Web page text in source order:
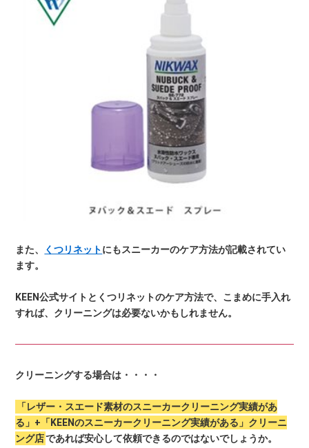
また、 くつリネットにもスニーカーのケア方法が記載されてい
ます。
KEEN公式サイトとくつリネットのケア方法で、こまめに手入れ
すれば、クリーニングは必要ないかもしれません。
クリーニングする場合は・・・・
「レザー・スエード素材のスニーカークリーニング実績があ
る」+「KEENのスニーカークリーニング実績がある」クリーニ
ング店であれば安心して依頼できるのではないでしょうか。